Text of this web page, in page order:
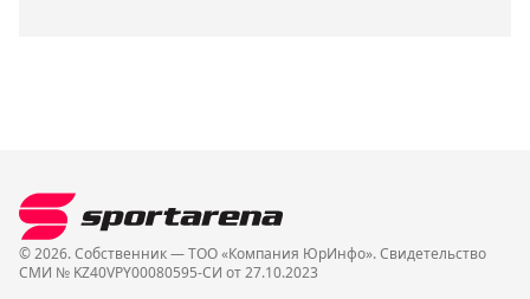
© 2026. Собственник — ТОО «Компания ЮрИнфо». Cвидетельство
СМИ № KZ40VPY00080595-СИ от 27.10.2023